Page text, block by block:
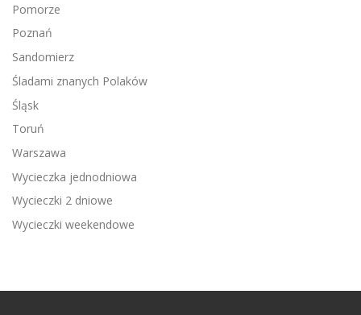
Pomorze
Poznań
Sandomierz
Śladami znanych Polaków
Śląsk
Toruń
Warszawa
Wycieczka jednodniowa
Wycieczki 2 dniowe
Wycieczki weekendowe